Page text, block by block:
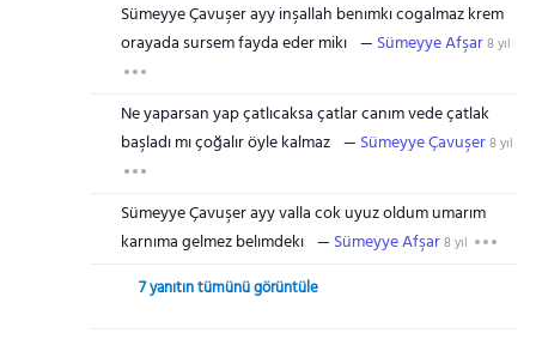
Sümeyye Çavuşer ayy inşallah benımkı cogalmaz krem
orayada sursem fayda eder mikı
Sümeyye Afşar8 yıl
Ne yaparsan yap çatlıcaksa çatlar canım vede çatlak
başladı mı çoğalır öyle kalmaz
Sümeyye Çavuşer8 yıl
Sümeyye Çavuşer ayy valla cok uyuz oldum umarım
karnıma gelmez belımdekı
Sümeyye Afşar8 yıl
7 yanıtın tümünü görüntüle